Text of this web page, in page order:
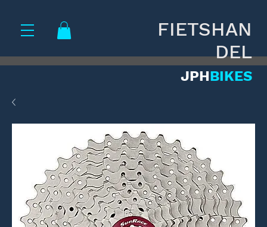
FIETSHAN
DEL
JPHBIKES